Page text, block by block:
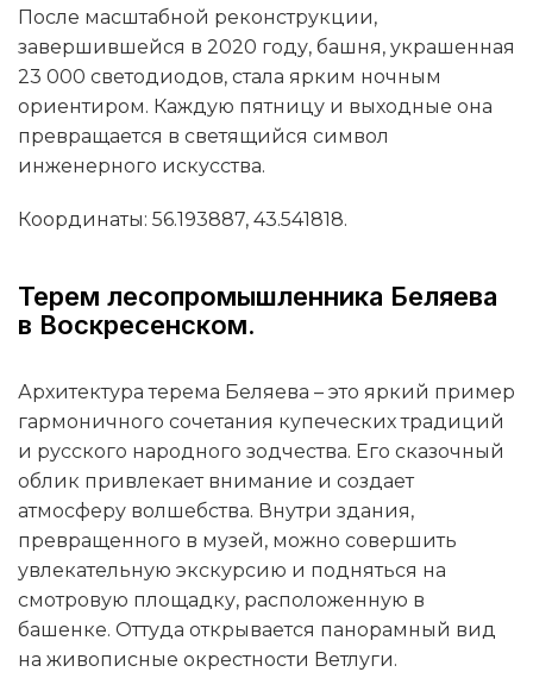
После масштабной реконструкции,
завершившейся в 2020 году, башня, украшенная
23 000 светодиодов, стала ярким ночным
ориентиром. Каждую пятницу и выходные она
превращается в светящийся символ
инженерного искусства.
Координаты: 56.193887, 43.541818.
Терем лесопромышленника Беляева
в Воскресенском.
Архитектура терема Беляева – это яркий пример
гармоничного сочетания купеческих традиций
и русского народного зодчества. Его сказочный
облик привлекает внимание и создает
атмосферу волшебства. Внутри здания,
превращенного в музей, можно совершить
увлекательную экскурсию и подняться на
смотровую площадку, расположенную в
башенке. Оттуда открывается панорамный вид
на живописные окрестности Ветлуги.